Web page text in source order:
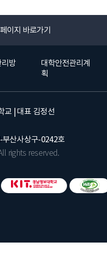
이지 바로가기
방
대학안전관리계
획
교 | 대표 김정선
산사상구-0242호
rights reserved.